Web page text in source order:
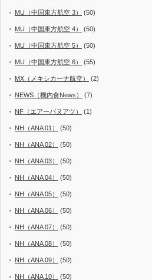
MU（中国東方航空 3） (50)
MU（中国東方航空 4） (50)
MU（中国東方航空 5） (50)
MU（中国東方航空 6） (55)
MX（メキシカーナ航空） (2)
NEWS（機内食News） (7)
NF（エアーバヌアツ） (1)
NH（ANA 01） (50)
NH（ANA 02） (50)
NH（ANA 03） (50)
NH（ANA 04） (50)
NH（ANA 05） (50)
NH（ANA 06） (50)
NH（ANA 07） (50)
NH（ANA 08） (50)
NH（ANA 09） (50)
NH（ANA 10） (50)